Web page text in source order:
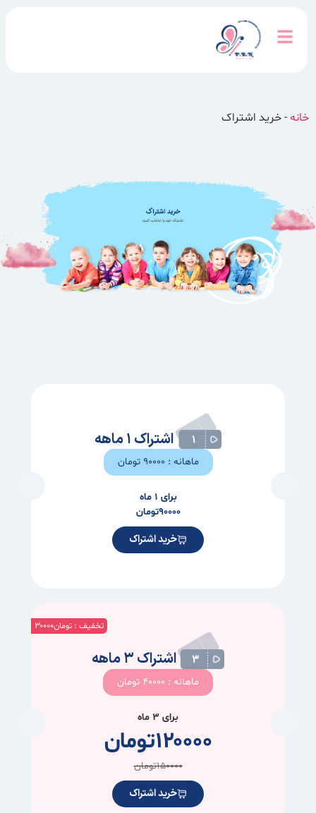
خانه-خرید اشتراک
اشتراک ۱ ماهه
ماهانه : ۹۰۰۰۰ تومان
۹۰۰۰۰تومان
برای ۱ ماه
خرید اشتراک
اشتراک ۳ ماهه
ماهانه : ۴۰۰۰۰ تومان
تخفیف : تومان۳۰۰۰۰
۱۵۰۰۰۰تومان
۱۲۰۰۰۰تومان
برای ۳ ماه
خرید اشتراک